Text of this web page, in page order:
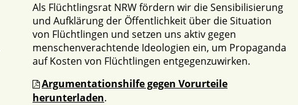
Als Flüchtlingsrat NRW fördern wir die Sensibilisierung
und Aufklärung der Öffentlichkeit über die Situation
von Flüchtlingen und setzen uns aktiv gegen
menschenverachtende Ideologien ein, um Propaganda
auf Kosten von Flüchtlingen entgegenzuwirken.
Argumentationshilfe gegen Vorurteile
herunterladen.